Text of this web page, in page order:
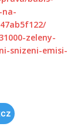
zeleny-
snizeni-emisi-